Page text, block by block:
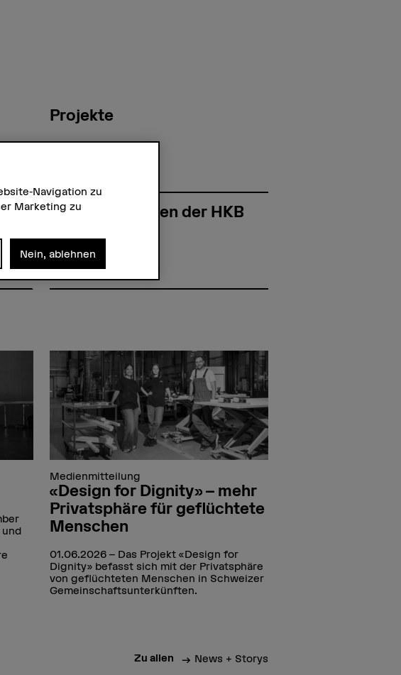
Projekte
Dienstleistungen der HKB
Medienmitteilung
«Design for Dignity» – mehr
Privatsphäre für geflüchtete
Menschen
01.06.2026
Das Projekt «Design for
Dignity» befasst sich mit der Privatsphäre
von geflüchteten Menschen in Schweizer
Gemeinschaftsunterkünften.
Zu allen News + Storys
Navigation zu
Marketing zu
Nein, ablehnen